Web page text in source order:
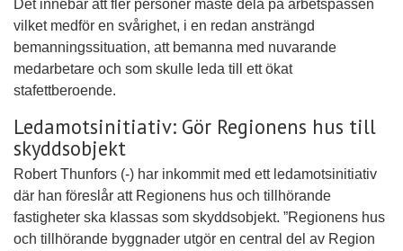
Det innebär att fler personer måste dela på arbetspassen
vilket medför en svårighet, i en redan ansträngd
bemanningssituation, att bemanna med nuvarande
medarbetare och som skulle leda till ett ökat
stafettberoende.
Ledamotsinitiativ: Gör Regionens hus till
skyddsobjekt
Robert Thunfors (-) har inkommit med ett ledamotsinitiativ
där han föreslår att Regionens hus och tillhörande
fastigheter ska klassas som skyddsobjekt. ”Regionens hus
och tillhörande byggnader utgör en central del av Region